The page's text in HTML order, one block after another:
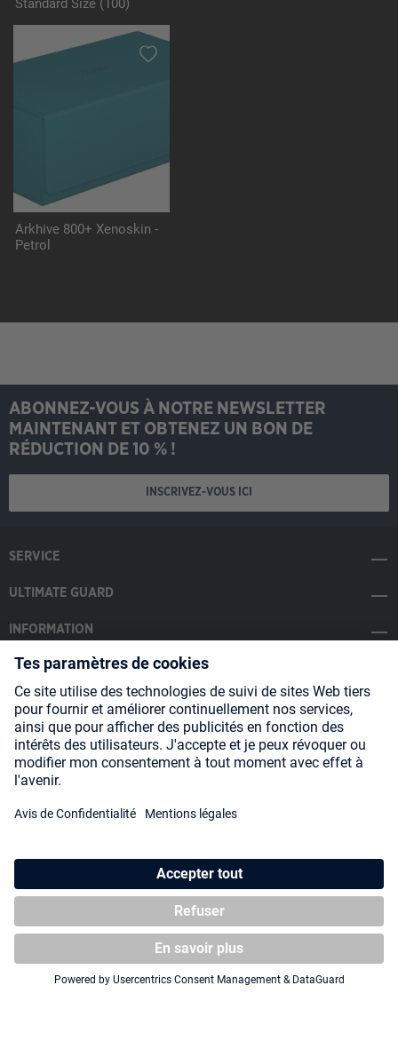
Arkhive 800+ Xenoskin -
Petrol
ABONNEZ-VOUS À NOTRE NEWSLETTER
MAINTENANT ET OBTENEZ UN BON DE
RÉDUCTION DE 10 % !
INSCRIVEZ-VOUS ICI
SERVICE
ULTIMATE GUARD
INFORMATION
SOCIAL MEDIA
Payment Methods
Shipping
Blog
* Tous les prix incluent la TVA, plus les frais
éventuels frais de livraison, sauf indication contraire.